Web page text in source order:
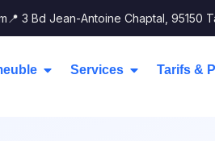
📍 3 Bd Jean-Antoine Chaptal, 95150
Services Tarifs &